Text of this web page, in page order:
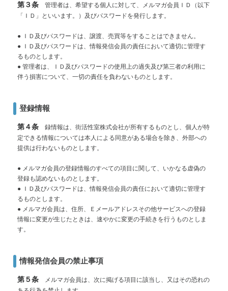
第３条管理者は、希望する個人に対して、メルマガ会員ＩＤ（以下
「ＩＤ」といいます。）及びパスワードを発行します。
● ＩＤ及びパスワードは、譲渡、売買等をすることはできません。
● ＩＤ及びパスワードは、情報発信会員の責任において適切に管理す
るものとします。
● 管理者は、ＩＤ及びパスワードの使用上の過失及び第三者の利用に
伴う損害について、一切の責任を負わないものとします。
登録情報
第４条録情報は、街活性室株式会社が所有するものとし、個人が特
定できる情報については本人による同意がある場合を除き、外部への
提供は行わないものとします。
● メルマガ会員の登録情報のすべての項目に関して、いかなる虚偽の
登録も認めないものとします。
● ＩＤ及びパスワードは、情報発信会員の責任において適切に管理す
るものとします。
● メルマガ会員は、住所、Ｅメールアドレスその他サービスへの登録
情報に変更が生じたときは、速やかに変更の手続きを行うものとしま
す。
情報発信会員の禁止事項
第５条メルマガ会員は、次に掲げる項目に該当し、又はその恐れの